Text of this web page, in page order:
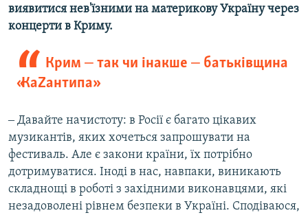
виявитися нев'їзними на материкову Україну через
концерти в Криму.
Крим ‒ так чи інакше ‒ батьківщина
«КаZантипа»
‒ Давайте начистоту: в Росії є багато цікавих
музикантів, яких хочеться запрошувати на
фестиваль. Але є закони країни, їх потрібно
дотримуватися. Іноді в нас, навпаки, виникають
складнощі в роботі з західними виконавцями, які
незадоволені рівнем безпеки в Україні. Сподіваюся,